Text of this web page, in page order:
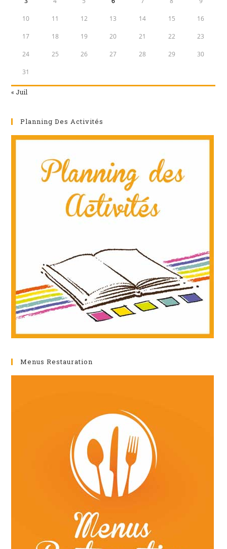
10 11 12 13 14 15 16
17 18 19 20 21 22 23
24 25 26 27 28 29 30
31
« Juil
Planning Des Activités
Menus Restauration